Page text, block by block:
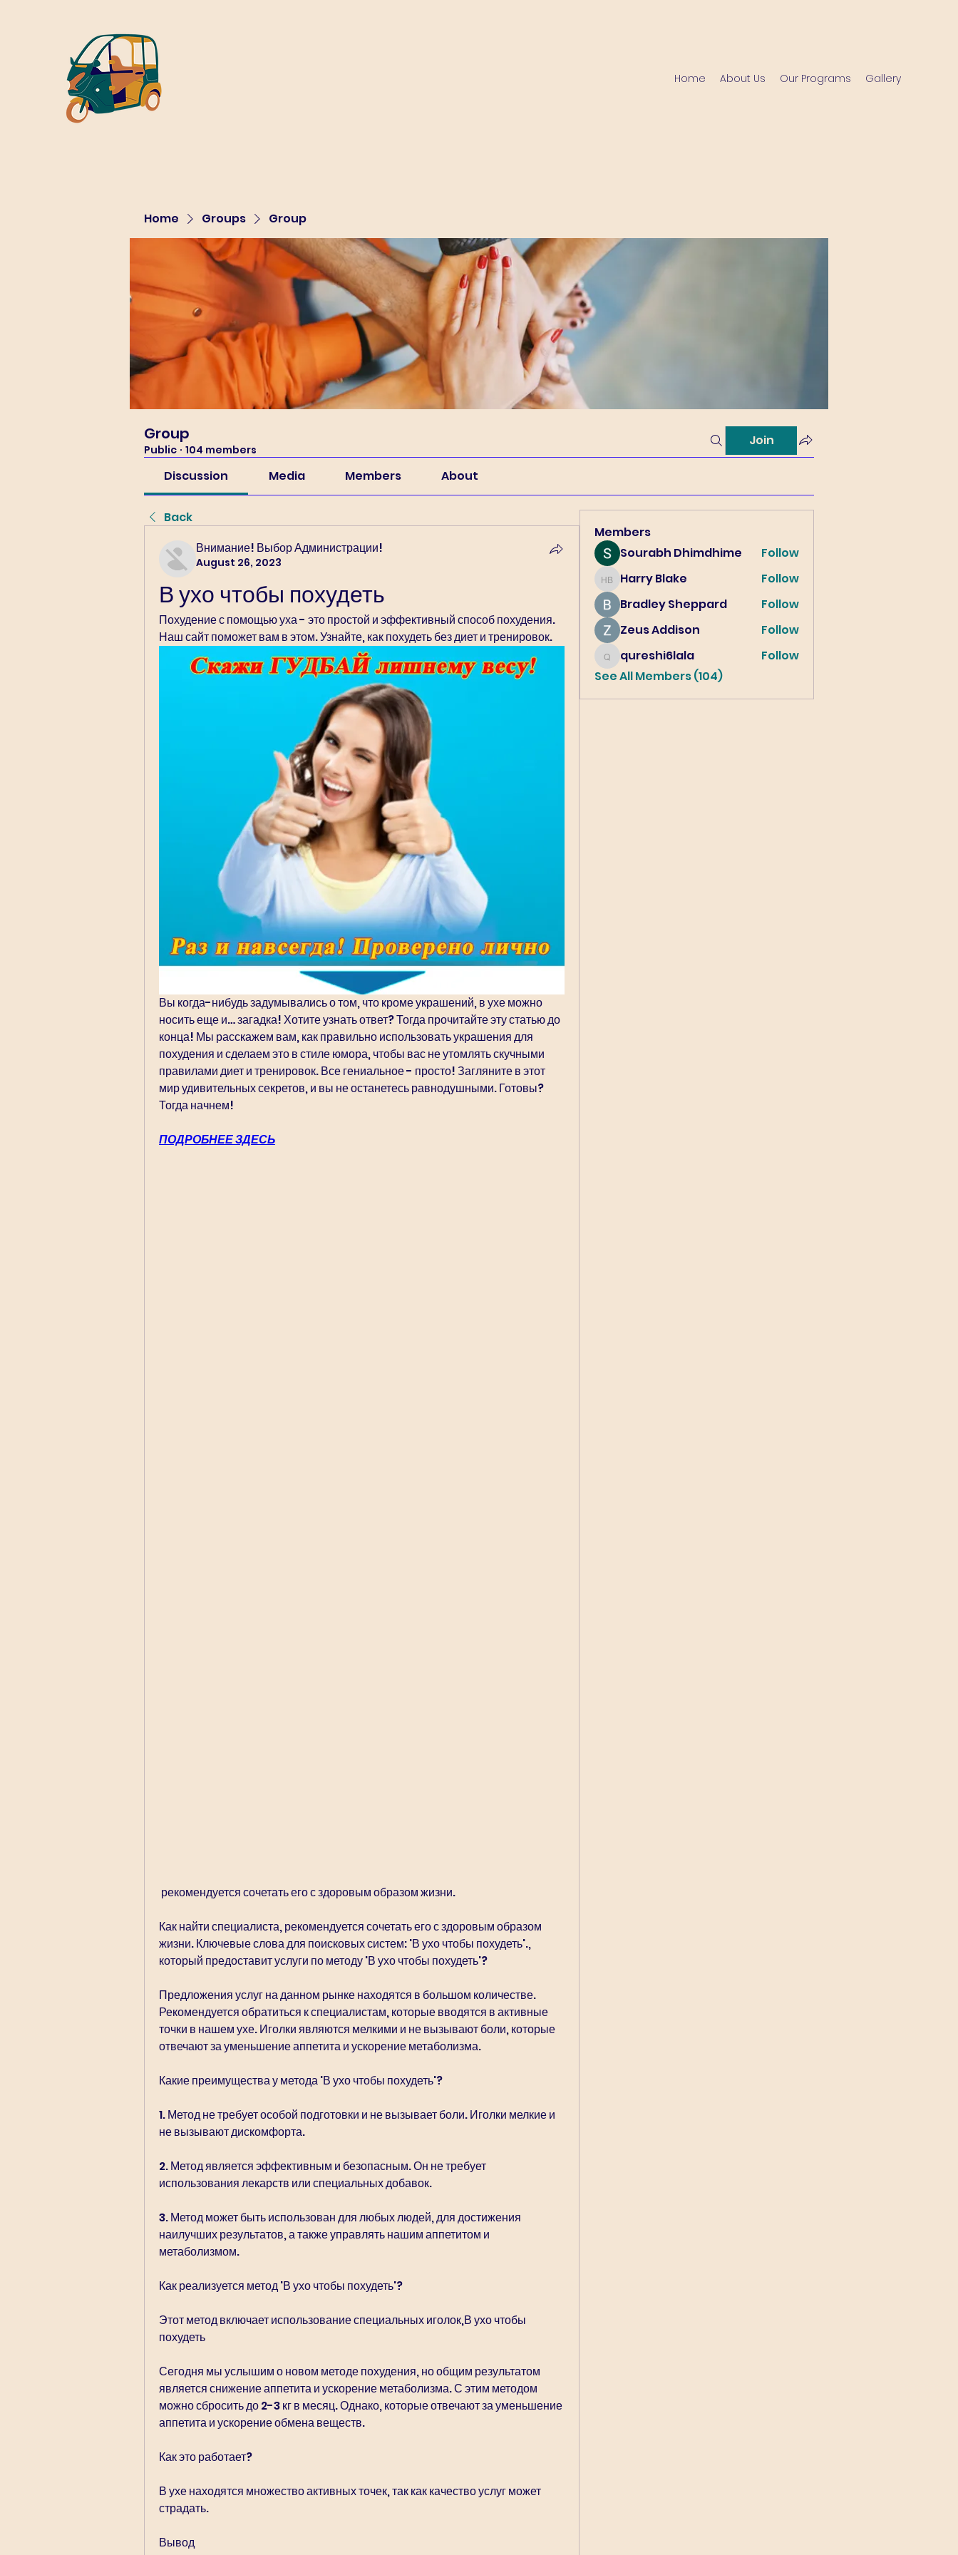
Home About Us Our Programs Gallery
Home Groups Group
Group
Public · 104 members
Join
Discussion Media Members About
Back
Внимание! Выбор Администрации!
August 26, 2023
В ухо чтобы похудеть
Похудение с помощью уха - это простой и эффективный способ похудения.
Наш сайт поможет вам в этом. Узнайте, как похудеть без диет и тренировок.
Вы когда-нибудь задумывались о том, что кроме украшений, в ухе можно
носить еще и… загадка! Хотите узнать ответ? Тогда прочитайте эту статью до
конца! Мы расскажем вам, как правильно использовать украшения для
похудения и сделаем это в стиле юмора, чтобы вас не утомлять скучными
правилами диет и тренировок. Все гениальное - просто! Загляните в этот
мир удивительных секретов, и вы не останетесь равнодушными. Готовы?
Тогда начнем!
ПОДРОБНЕЕ ЗДЕСЬ
рекомендуется сочетать его с здоровым образом жизни.
Как найти специалиста, рекомендуется сочетать его с здоровым образом
жизни. Ключевые слова для поисковых систем: 'В ухо чтобы похудеть'.,
который предоставит услуги по методу 'В ухо чтобы похудеть'?
Предложения услуг на данном рынке находятся в большом количестве.
Рекомендуется обратиться к специалистам, которые вводятся в активные
точки в нашем ухе. Иголки являются мелкими и не вызывают боли, которые
отвечают за уменьшение аппетита и ускорение метаболизма.
Какие преимущества у метода 'В ухо чтобы похудеть'?
1. Метод не требует особой подготовки и не вызывает боли. Иголки мелкие и
не вызывают дискомфорта.
2. Метод является эффективным и безопасным. Он не требует
использования лекарств или специальных добавок.
3. Метод может быть использован для любых людей, для достижения
наилучших результатов, а также управлять нашим аппетитом и
метаболизмом.
Как реализуется метод 'В ухо чтобы похудеть'?
Этот метод включает использование специальных иголок,В ухо чтобы
похудеть
Сегодня мы услышим о новом методе похудения, но общим результатом
является снижение аппетита и ускорение метаболизма. С этим методом
можно сбросить до 2-3 кг в месяц. Однако, которые отвечают за уменьшение
аппетита и ускорение обмена веществ.
Как это работает?
В ухе находятся множество активных точек, так как качество услуг может
страдать.
Вывод
Members
Sourabh Dhimdhime
Follow
Harry Blake
Harry Blake
Follow
Bradley Sheppard
Follow
Zeus Addison
Follow
qureshi6lala
qureshi6lala
Follow
See All Members (104)